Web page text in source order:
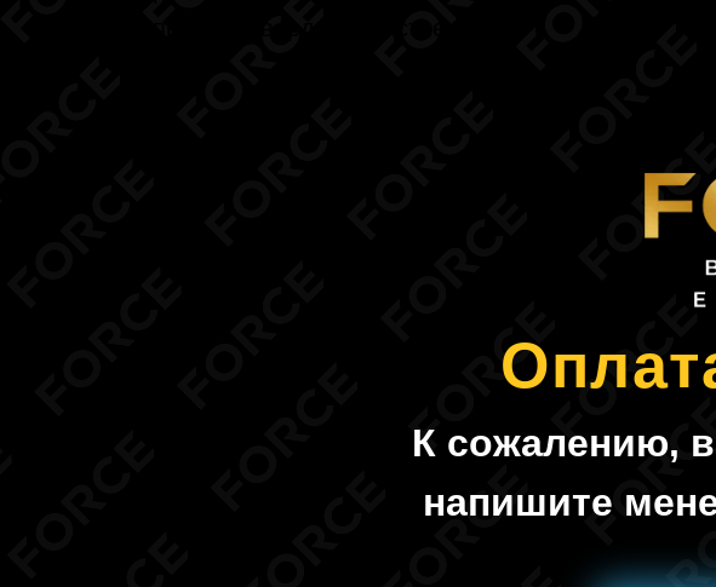
К сожалению,
напишите